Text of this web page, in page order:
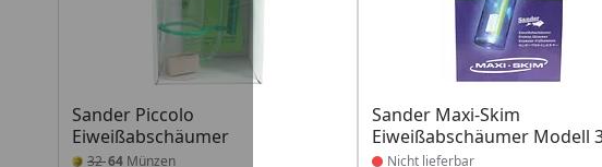
Sander Piccolo
Eiweißabschäumer
3264 Münzen
Sander Maxi-Skim
Eiweißabschäumer Modell
Produkt nicht lieferbar
Nicht lieferbar